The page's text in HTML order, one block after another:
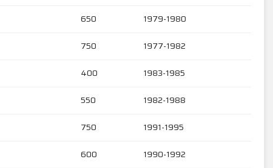
650 1979-1980
750 1977-1982
400 1983-1985
550 1982-1988
750 1991-1995
600 1990-1992